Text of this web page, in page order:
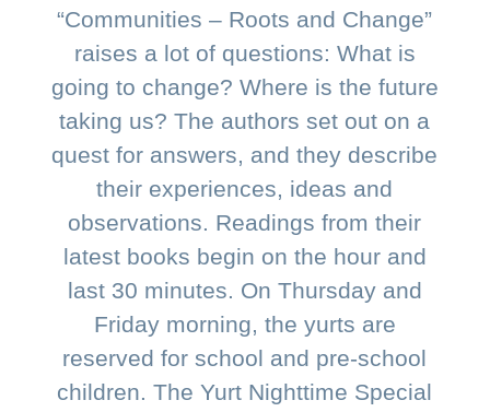
“Communities – Roots and Change”
raises a lot of questions: What is
going to change? Where is the future
taking us? The authors set out on a
quest for answers, and they describe
their experiences, ideas and
observations. Readings from their
latest books begin on the hour and
last 30 minutes. On Thursday and
Friday morning, the yurts are
reserved for school and pre-school
children. The Yurt Nighttime Special